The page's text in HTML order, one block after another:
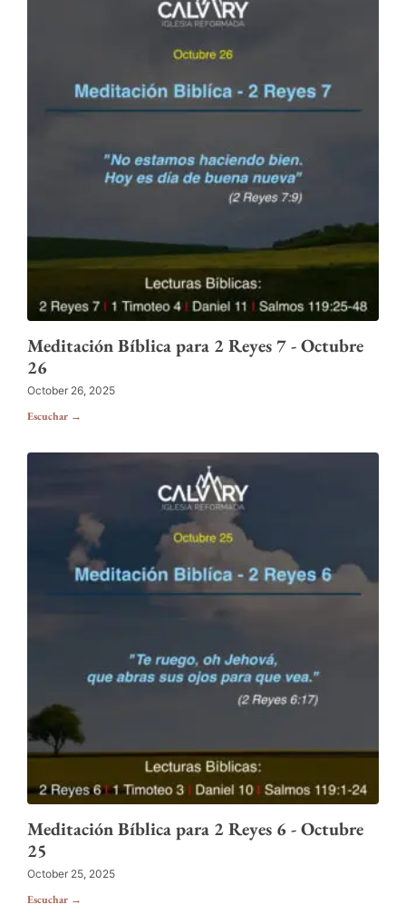
Meditación Bíblica para 2 Reyes 7 - Octubre
26
October 26, 2025
Escuchar →
Meditación Bíblica para 2 Reyes 6 - Octubre
25
October 25, 2025
Escuchar →